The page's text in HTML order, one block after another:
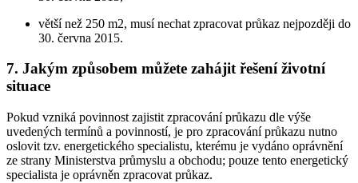
větší než 250 m2, musí nechat zpracovat průkaz nejpozději do
30. června 2015.
7. Jakým způsobem můžete zahájit řešení životní
situace
Pokud vzniká povinnost zajistit zpracování průkazu dle výše
uvedených termínů a povinností, je pro zpracování průkazu nutno
oslovit tzv. energetického specialistu, kterému je vydáno oprávnění
ze strany Ministerstva průmyslu a obchodu; pouze tento energetický
specialista je oprávněn zpracovat průkaz.